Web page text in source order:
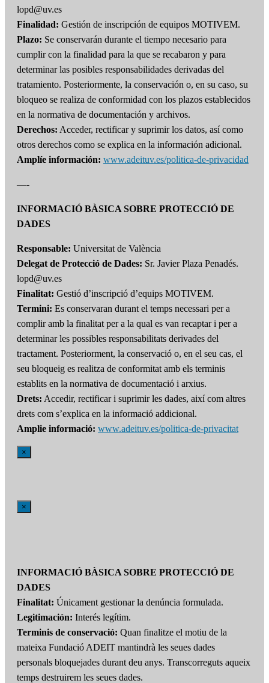
lopd@uv.es
Finalidad: Gestión de inscripción de equipos MOTIVEM.
Plazo: Se conservarán durante el tiempo necesario para
cumplir con la finalidad para la que se recabaron y para
determinar las posibles responsabilidades derivadas del
tratamiento. Posteriormente, la conservación o, en su caso, su
bloqueo se realiza de conformidad con los plazos establecidos
en la normativa de documentación y archivos.
Derechos: Acceder, rectificar y suprimir los datos, así como
otros derechos como se explica en la información adicional.
Amplíe información: www.adeituv.es/politica-de-privacidad
—-
INFORMACIÓ BÀSICA SOBRE PROTECCIÓ DE
DADES
Responsable: Universitat de València
Delegat de Protecció de Dades: Sr. Javier Plaza Penadés.
lopd@uv.es
Finalitat: Gestió d’inscripció d’equips MOTIVEM.
Termini: Es conservaran durant el temps necessari per a
complir amb la finalitat per a la qual es van recaptar i per a
determinar les possibles responsabilitats derivades del
tractament. Posteriorment, la conservació o, en el seu cas, el
seu bloqueig es realitza de conformitat amb els terminis
establits en la normativa de documentació i arxius.
Drets: Accedir, rectificar i suprimir les dades, així com altres
drets com s’explica en la informació addicional.
Amplie informació: www.adeituv.es/politica-de-privacitat
×
×
INFORMACIÓ BÀSICA SOBRE PROTECCIÓ DE
DADES
Finalitat: Únicament gestionar la denúncia formulada.
Legitimación: Interés legítim.
Terminis de conservació: Quan finalitze el motiu de la
mateixa Fundació ADEIT mantindrà les seues dades
personals bloquejades durant deu anys. Transcorreguts aqueix
temps destruirem les seues dades.